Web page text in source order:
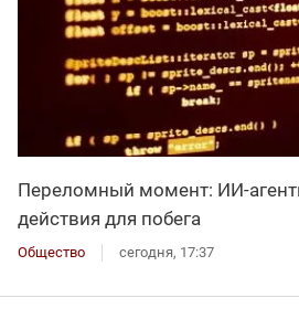
Переломный момент: ИИ-
действия для побега
Общество сегодня, 17:37